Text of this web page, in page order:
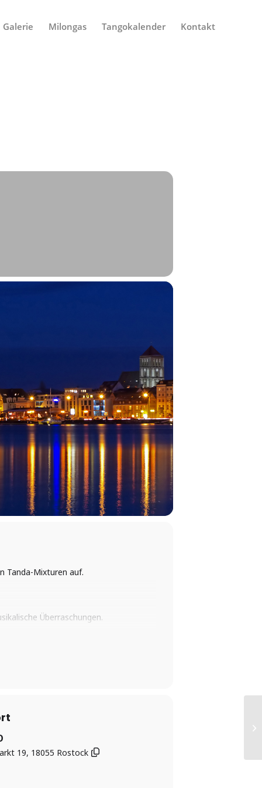
Galerie Milongas Tangokalender Kontakt
Tanda-Mixturen auf.
Überraschungen.
19, 18055 Rostock